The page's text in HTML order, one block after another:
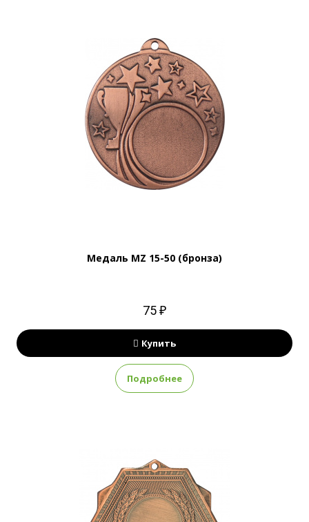
Медаль MZ 15-50 (бронза)
75 ₽
Купить
Подробнее